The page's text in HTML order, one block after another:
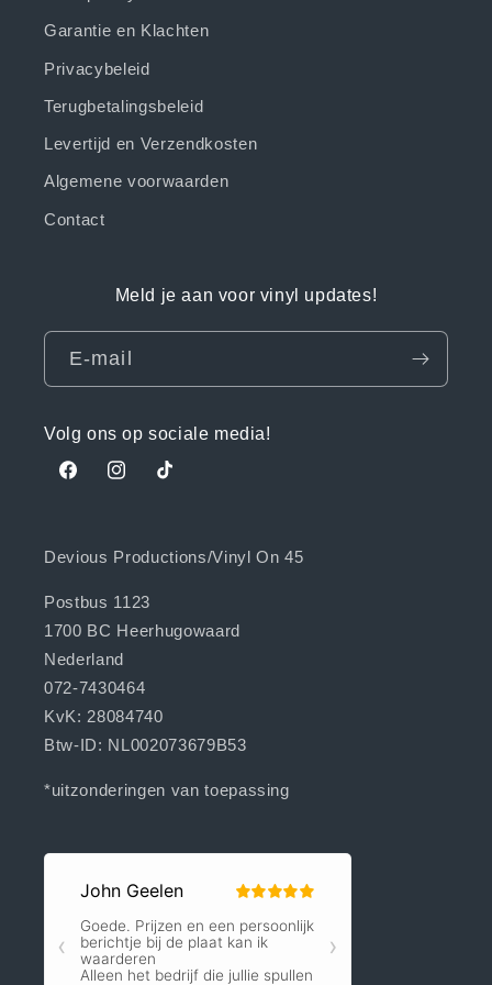
Garantie en Klachten
Privacybeleid
Terugbetalingsbeleid
Levertijd en Verzendkosten
Algemene voorwaarden
Contact
Meld je aan voor vinyl updates!
E‑mail
Volg ons op sociale media!
FacebookInstagramTikTok
Devious Productions/Vinyl On 45
Postbus 1123
1700 BC Heerhugowaard
Nederland
072-7430464
KvK: 28084740
Btw-ID: NL002073679B53
*uitzonderingen van toepassing